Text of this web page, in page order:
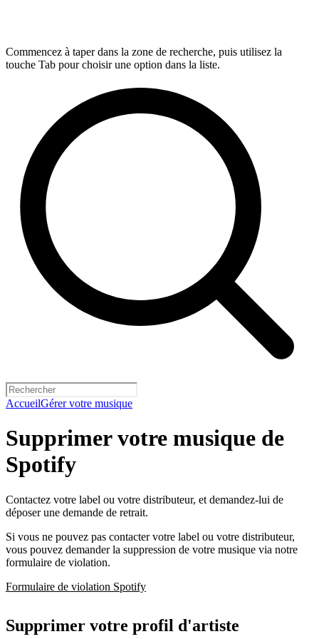
Commencez à taper dans la zone de recherche, puis utilisez la
touche Tab pour choisir une option dans la liste.
AccueilGérer votre musique
Supprimer votre musique de
Spotify
Contactez votre label ou votre distributeur, et demandez-lui de
déposer une demande de retrait.
Si vous ne pouvez pas contacter votre label ou votre distributeur,
vous pouvez demander la suppression de votre musique via notre
formulaire de violation.
Formulaire de violation Spotify
Supprimer votre profil d'artiste